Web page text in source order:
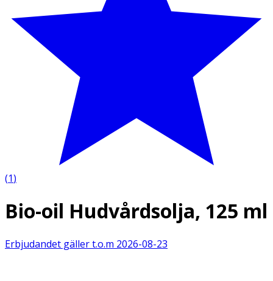
(1)
Bio-oil Hudvårdsolja, 125 ml
Erbjudandet gäller t.o.m 2026-08-23